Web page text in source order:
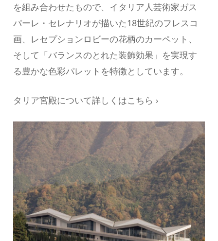
を組み合わせたもので、イタリア人芸術家ガス
パーレ・セレナリオが描いた18世紀のフレスコ
画、レセプションロビーの花柄のカーペット、
そして「バランスのとれた装飾効果」を実現す
る豊かな色彩パレットを特徴としています。
タリア宮殿について詳しくはこちら ›